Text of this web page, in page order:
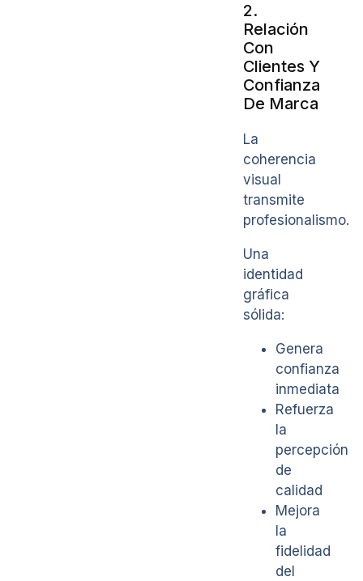
2.
Relación
Con
Clientes Y
Confianza
De Marca
La
coherencia
visual
transmite
profesionalismo.
Una
identidad
gráfica
sólida:
Genera
confianza
inmediata
Refuerza
la
percepción
de
calidad
Mejora
la
fidelidad
del